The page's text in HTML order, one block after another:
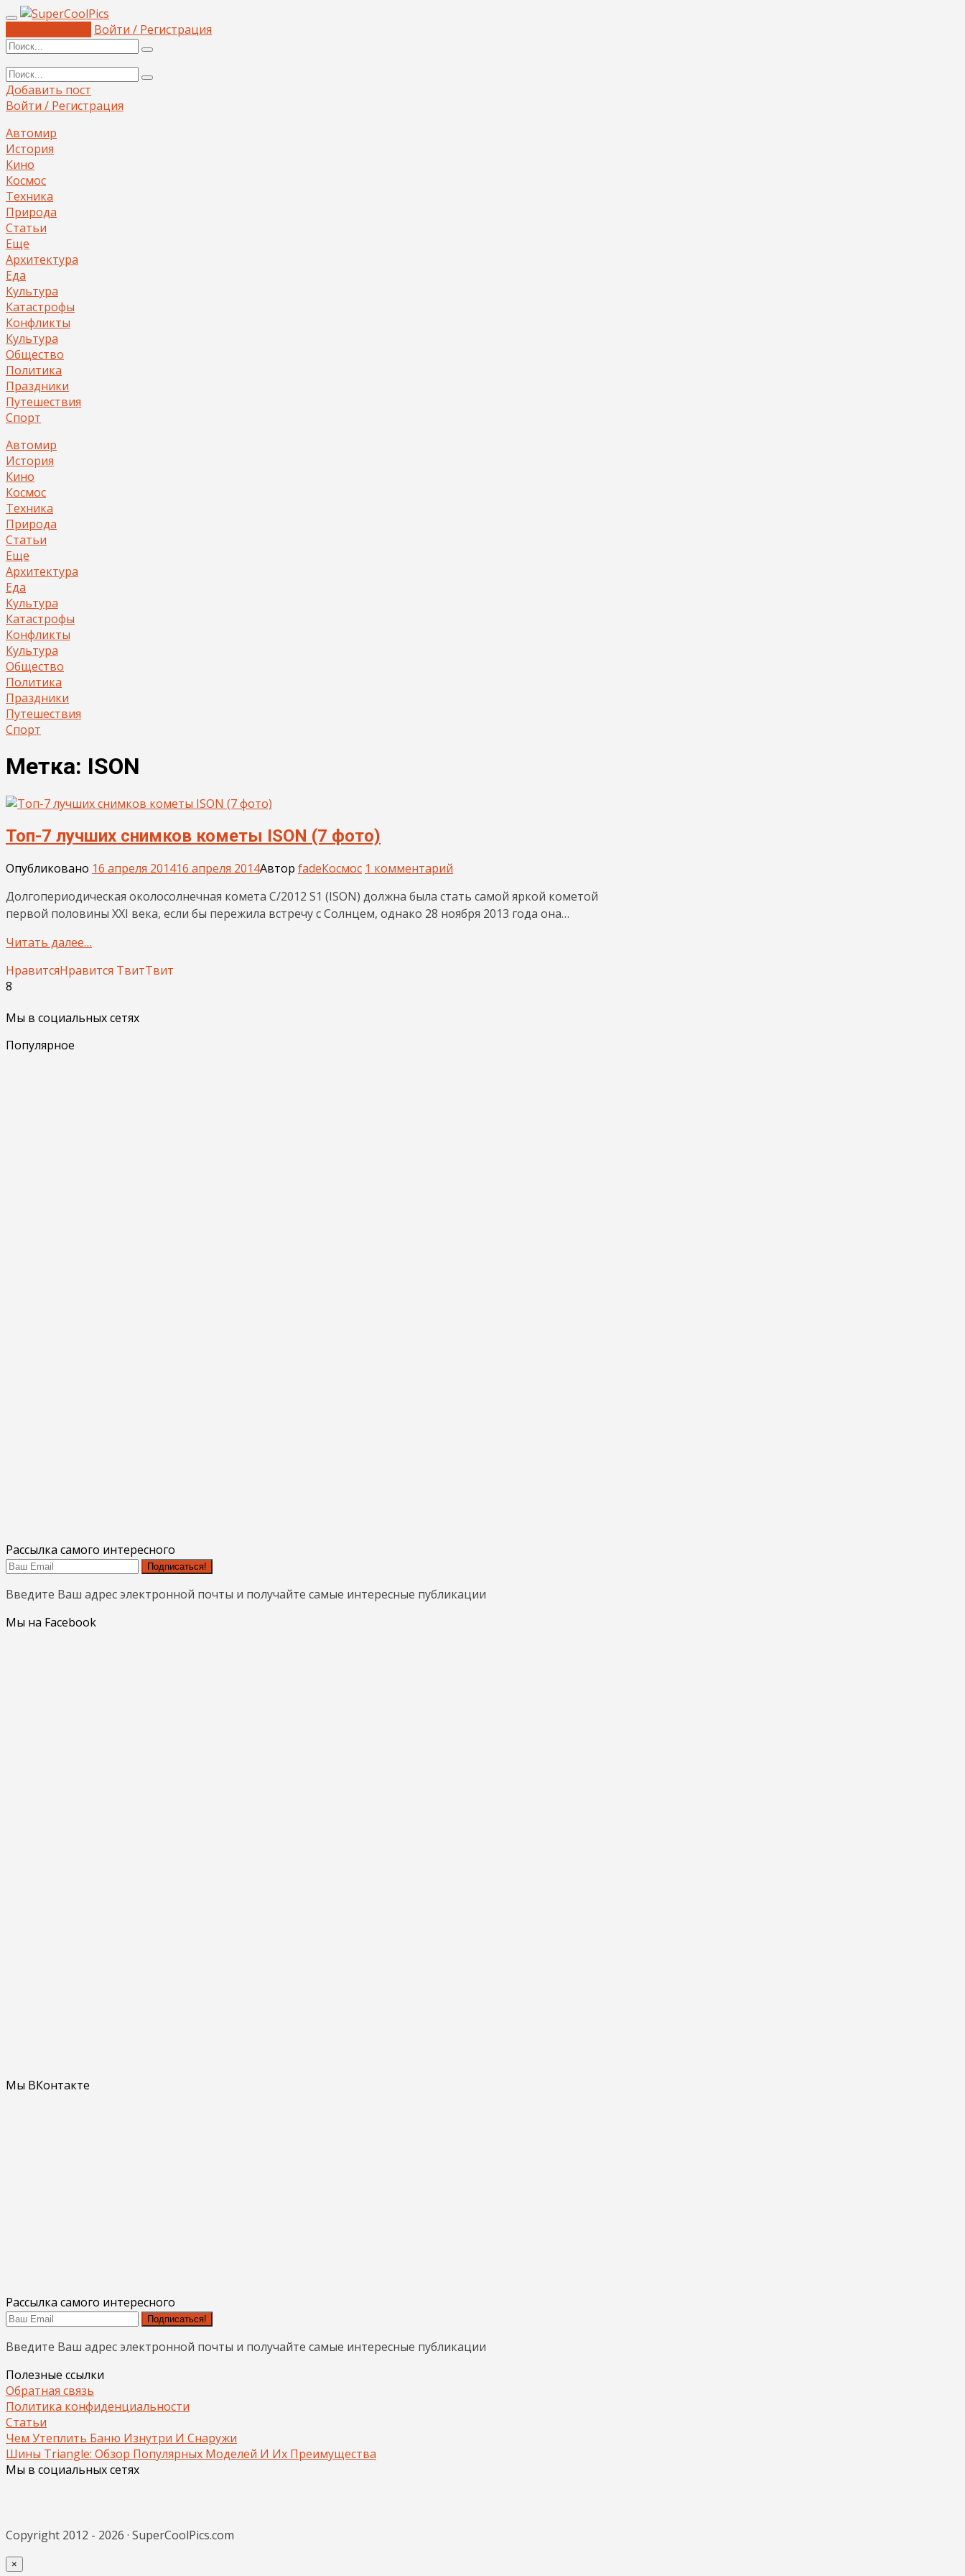
Войти / Регистрация
Добавить пост
Войти / Регистрация
Автомир
История
Кино
Космос
Техника
Природа
Статьи
Еще
Архитектура
Еда
Культура
Катастрофы
Конфликты
Культура
Общество
Политика
Праздники
Путешествия
Спорт
Автомир
История
Кино
Космос
Техника
Природа
Статьи
Еще
Архитектура
Еда
Культура
Катастрофы
Конфликты
Культура
Общество
Политика
Праздники
Путешествия
Спорт
Метка: ISON
Топ-7 лучших снимков кометы ISON (7 фото)
Опубликовано 16 апреля 201416 апреля 2014Автор fadeКосмос 1 комментарий
Долгопериодическая околосолнечная комета C/2012 S1 (ISON) должна была стать самой яркой кометой
первой половины XXI века, если бы пережила встречу с Солнцем, однако 28 ноября 2013 года она…
Читать далее…
НравитсяНравится ТвитТвит
8
Мы в социальных сетях
Популярное
Рассылка самого интересного
Подписаться!
Введите Ваш адрес электронной почты и получайте самые интересные публикации
Мы на Facebook
Мы ВКонтакте
Рассылка самого интересного
Подписаться!
Введите Ваш адрес электронной почты и получайте самые интересные публикации
Полезные ссылки
Обратная связь
Политика конфиденциальности
Статьи
Чем Утеплить Баню Изнутри И Снаружи
Шины Triangle: Обзор Популярных Моделей И Их Преимущества
Мы в социальных сетях
Copyright 2012 - 2026 · SuperCoolPics.com
×